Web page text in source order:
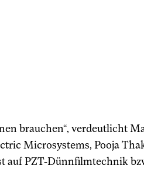
brauchen“, verdeutlicht
Microsystems, Pooja
auf PZT-Dünnfilmtechnik